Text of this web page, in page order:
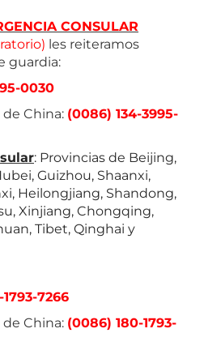
CONSULAR
les reiteramos
guardia:
0030
China: (0086) 134-3995-
: Provincias de Beijing,
Guizhou, Shaanxi,
Heilongjiang, Shandong,
Xinjiang, Chongqing,
Tibet, Qinghai y
1793-7266
China: (0086) 180-1793-